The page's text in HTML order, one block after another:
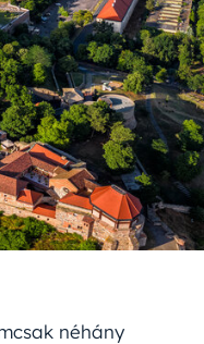
néhány